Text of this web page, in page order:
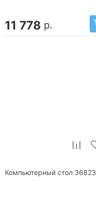
11 778 р.
Компьютерный стол 36823